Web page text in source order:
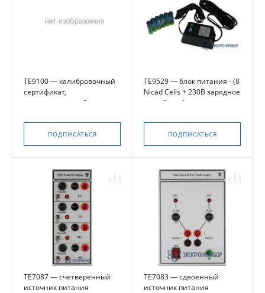
TE9100 — калибровочный
сертификат,
соответствующий
17025)
ПОДПИСАТЬСЯ
TE9529 — блок питания - (8
Nicad Cells + 230В зарядное
устройство)
ПОДПИСАТЬСЯ
TE7087 — счетверенный
источник питания
TE7083 — сдвоенный
источник питания